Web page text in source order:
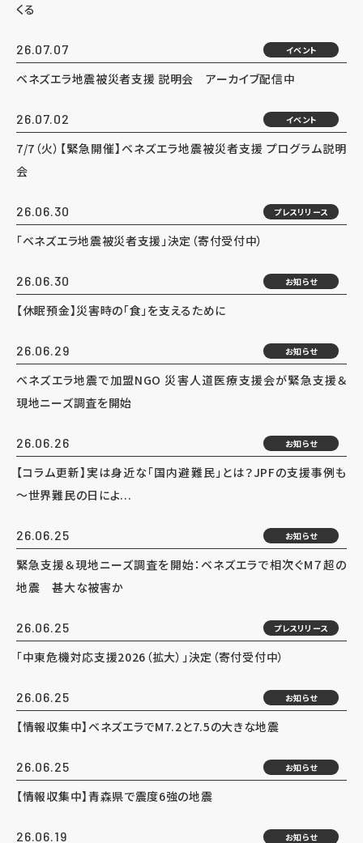
くる
26.07.07 イベント
ベネズエラ地震被災者支援 説明会 アーカイブ配信中
26.07.02 イベント
7/7（火）【緊急開催】ベネズエラ地震被災者支援 プログラム説明
会
26.06.30 プレスリリース
「ベネズエラ地震被災者支援」決定（寄付受付中）
26.06.30 お知らせ
【休眠預金】災害時の「食」を支えるために
26.06.29 お知らせ
ベネズエラ地震で加盟NGO 災害人道医療支援会が緊急支援＆
現地ニーズ調査を開始
26.06.26 お知らせ
【コラム更新】実は身近な「国内避難民」とは？JPFの支援事例も
～世界難民の日によ...
26.06.25 お知らせ
緊急支援＆現地ニーズ調査を開始：ベネズエラで相次ぐM７超の
地震 甚大な被害か
26.06.25 プレスリリース
「中東危機対応支援2026（拡大）」決定（寄付受付中）
26.06.25 お知らせ
【情報収集中】ベネズエラでM7.2と7.5の大きな地震
26.06.25 お知らせ
【情報収集中】青森県で震度6強の地震
26.06.19 お知らせ